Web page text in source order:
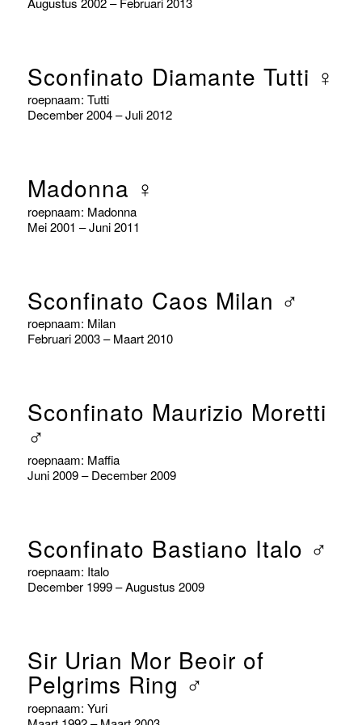
Sconfinato Diamante Tutti ♀
roepnaam: Tutti
December 2004 – Juli 2012
Madonna ♀
roepnaam: Madonna
Mei 2001 – Juni 2011
Sconfinato Caos Milan ♂
roepnaam: Milan
Februari 2003 – Maart 2010
Sconfinato Maurizio Moretti
♂
roepnaam: Maffia
Juni 2009 – December 2009
Sconfinato Bastiano Italo ♂
roepnaam: Italo
December 1999 – Augustus 2009
Sir Urian Mor Beoir of
Pelgrims Ring ♂
roepnaam: Yuri